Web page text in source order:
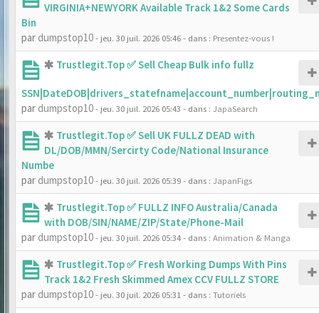
VIRGINIA+NEWYORK Available Track 1&2 Some Cards
Bin
par dumpstop10- jeu. 30 juil. 2026 05:46- dans : Presentez-vous !
Trustlegit.Top ✅ Sell Cheap Bulk info fullz
par dumpstop10- jeu. 30 juil. 2026 05:43 - dans : JapaSearch
Trustlegit.Top ✅ Sell UK FULLZ DEAD with
DL/DOB/MMN/Sercirty Code/National Insurance
Numbe
par dumpstop10- jeu. 30 juil. 2026 05:39- dans : JapanFigs
Trustlegit.Top ✅ FULLZ INFO Australia/Canada
with DOB/SIN/NAME/ZIP/State/Phone-Mail
par dumpstop10- jeu. 30 juil. 2026 05:34- dans : Animation & Manga
Trustlegit.Top ✅ Fresh Working Dumps With Pins
Track 1&2 Fresh Skimmed Amex CCV FULLZ STORE
par dumpstop10- jeu. 30 juil. 2026 05:31 - dans : Tutoriels